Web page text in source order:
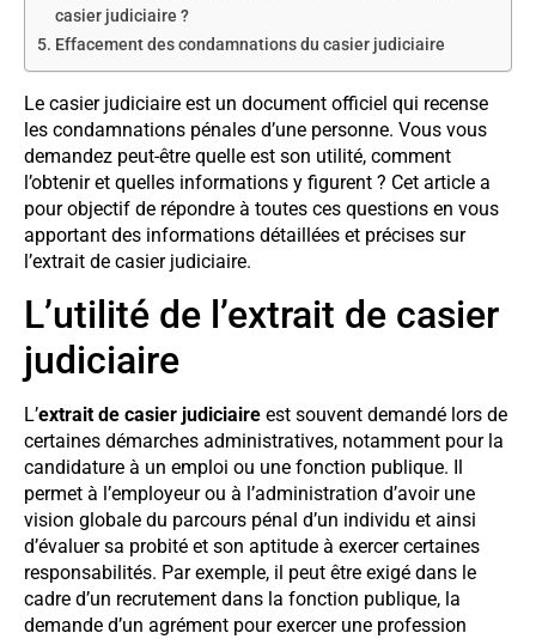
casier judiciaire ?
Effacement des condamnations du casier judiciaire
Le casier judiciaire est un document officiel qui recense
les condamnations pénales d’une personne. Vous vous
demandez peut-être quelle est son utilité, comment
l’obtenir et quelles informations y figurent ? Cet article a
pour objectif de répondre à toutes ces questions en vous
apportant des informations détaillées et précises sur
l’extrait de casier judiciaire.
L’utilité de l’extrait de casier
judiciaire
L’extrait de casier judiciaire est souvent demandé lors de
certaines démarches administratives, notamment pour la
candidature à un emploi ou une fonction publique. Il
permet à l’employeur ou à l’administration d’avoir une
vision globale du parcours pénal d’un individu et ainsi
d’évaluer sa probité et son aptitude à exercer certaines
responsabilités. Par exemple, il peut être exigé dans le
cadre d’un recrutement dans la fonction publique, la
demande d’un agrément pour exercer une profession